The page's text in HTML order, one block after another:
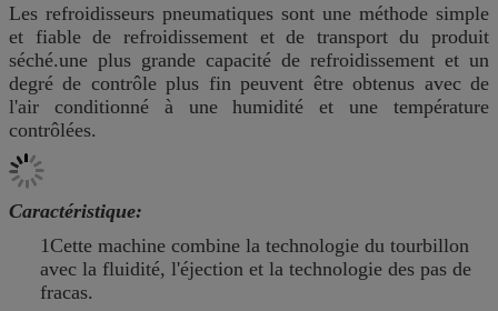
Les refroidisseurs pneumatiques sont une méthode simple
et fiable de refroidissement et de transport du produit
séché.une plus grande capacité de refroidissement et un
degré de contrôle plus fin peuvent être obtenus avec de
l'air conditionné à une humidité et une température
contrôlées.
Caractéristique:
1Cette machine combine la technologie du tourbillon
avec la fluidité, l'éjection et la technologie des pas de
fracas.